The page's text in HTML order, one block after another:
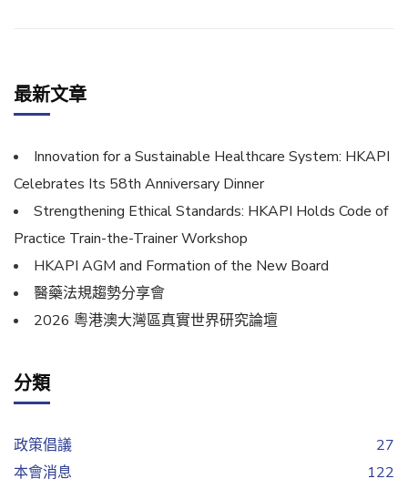
最新文章
Innovation for a Sustainable Healthcare System: HKAPI
Celebrates Its 58th Anniversary Dinner
Strengthening Ethical Standards: HKAPI Holds Code of
Practice Train-the-Trainer Workshop
HKAPI AGM and Formation of the New Board
醫藥法規趨勢分享會
2026 粵港澳大灣區真實世界研究論壇
分類
政策倡議
27
本會消息
122